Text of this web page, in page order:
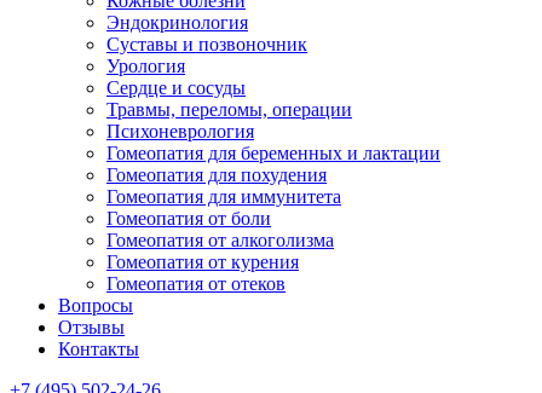
Эндокринология
Суставы и позвоночник
Урология
Сердце и сосуды
Травмы, переломы, операции
Психоневрология
Гомеопатия для беременных и лактации
Гомеопатия для похудения
Гомеопатия для иммунитета
Гомеопатия от боли
Гомеопатия от алкоголизма
Гомеопатия от курения
Гомеопатия от отеков
Вопросы
Отзывы
Контакты